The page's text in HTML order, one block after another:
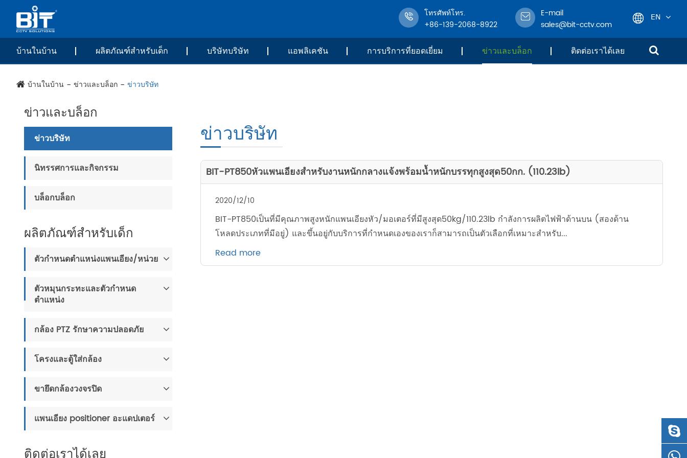
โทรศัพท์โทร.
+86-139-2068-8922
E-mail
sales@bit-cctv.com
EN
English
บ้านในบ้าน ผลิตภัณฑ์สำหรับเด็ก บริษัทบริษัท แอพลิเคชัน การบริการที่ยอดเยี่ยม ข่าวและบล็อก ติดต่อเราได้เลย
บ้านในบ้าน ข่าวและบล็อก ข่าวบริษัท
ข่าวและบล็อก
ข่าวบริษัท
นิทรรศการและกิจกรรม
บล็อกบล็อก
ผลิตภัณฑ์สำหรับเด็ก
ตัวกำหนดตำแหน่งแพนเอียง/หน่วย
ตัวหมุนกระทะและตัวกำหนด
ตำแหน่ง
กล้อง PTZ รักษาความปลอดภัย
โครงและตู้ใส่กล้อง
ขายึดกล้องวงจรปิด
แพนเอียง positioner อะแดปเตอร์
ข่าวบริษัท
BIT-PT850หัวแพนเอียงสำหรับงานหนักกลางแจ้งพร้อมน้ำหนักบรรทุกสูงสุด50กก. (110.23lb)
2020/12/10
BIT-PT850เป็นที่มีคุณภาพสูงหนักแพนเอียงหัว/มอเตอร์ที่มีสูงสุด50kg/110.23lb กำลังการผลิตไฟฟ้าด้านบน (สองด้าน
โหลดประเภทที่มีอยู่) และขึ้นอยู่กับบริการที่กำหนดเองของเราก็สามารถเป็นตัวเลือกที่เหมาะสำหรับ...
Read more